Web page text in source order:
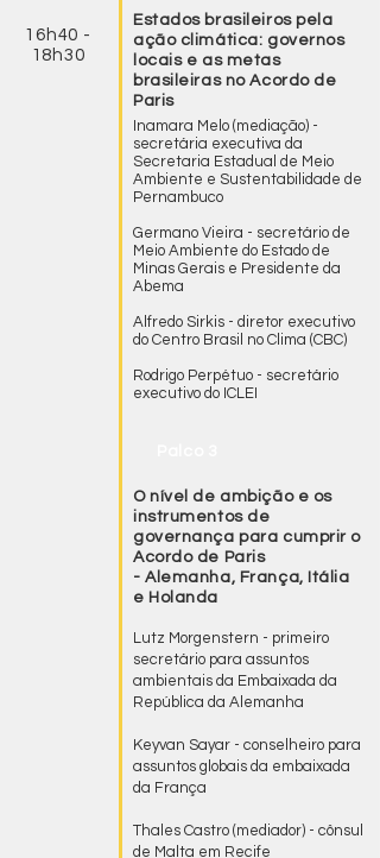
16h40 -
18h30
Estados brasileiros pela
ação climática: governos
locais e as metas
brasileiras no Acordo de
Paris
Inamara Melo (mediação) -
secretária executiva da
Secretaria Estadual de Meio
Ambiente e Sustentabilidade de
Pernambuco
Germano Vieira - secretário de
Meio Ambiente do Estado de
Minas Gerais e Presidente da
Abema
Alfredo Sirkis - diretor executivo
do Centro Brasil no Clima (CBC)
Rodrigo Perpétuo - secretário
executivo do ICLEI
O nível de ambição e os
instrumentos de
governança para cumprir o
Acordo de Paris
- Alemanha, França, Itália
e Holanda
Lutz Morgenstern - primeiro
secretário para assuntos
ambientais da Embaixada da
República da Alemanha
Keyvan Sayar - conselheiro para
assuntos globais da embaixada
da França
Thales Castro (mediador) - cônsul
de Malta em Recife